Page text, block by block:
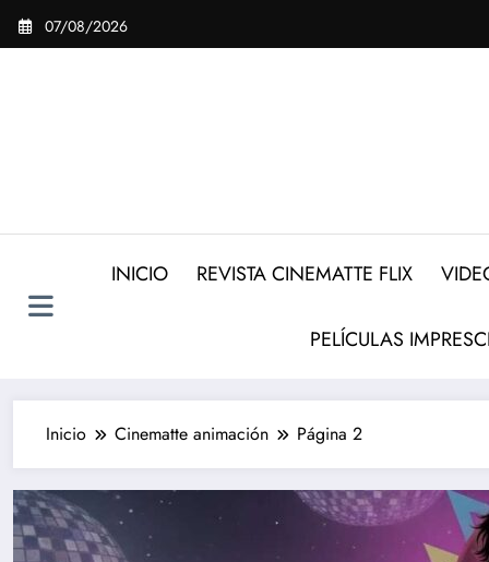
Saltar
07/08/2026
INICIO REVISTA CINEMATTE FLIX
PELÍCULAS
Inicio Cinematte animación Página 2